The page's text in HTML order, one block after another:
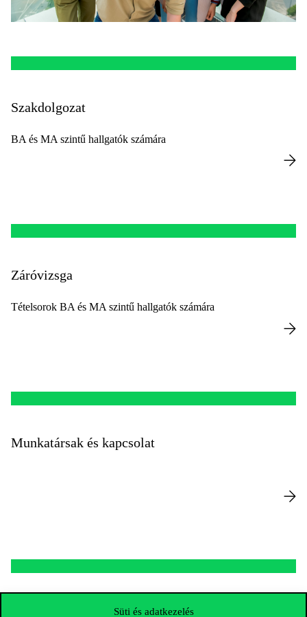
Süti és adatkezelés
Szakdolgozat
BA és MA szintű hallgatók számára
Záróvizsga
Tételsorok BA és MA szintű hallgatók számára
Munkatársak és kapcsolat
Kutatások, projektek